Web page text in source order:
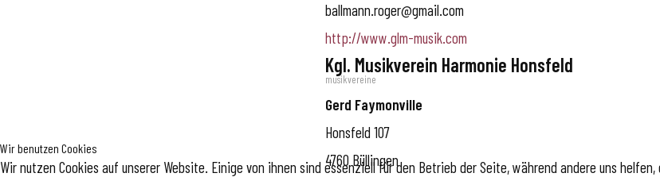
ballmann.roger@gmail.com
http://www.glm-musik.com
Kgl. Musikverein Harmonie Honsfeld
musikvereine
Gerd Faymonville
Honsfeld 107
4760 Büllingen
Wir benutzen Cookies
Wir nutzen Cookies auf unserer Website. Einige von ihnen sind essenziell für den Betrieb der Seite, während andere uns